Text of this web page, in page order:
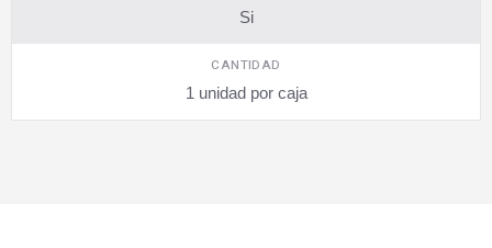
Si
CANTIDAD
1 unidad por caja